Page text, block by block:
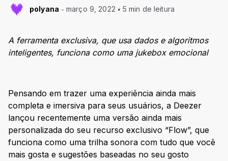
polyana março 9, 2022 5 min de leitura
A ferramenta exclusiva, que usa dados e algoritmos
inteligentes, funciona como uma jukebox emocional
Pensando em trazer uma experiência ainda mais
completa e imersiva para seus usuários, a Deezer
lançou recentemente uma versão ainda mais
personalizada do seu recurso exclusivo “Flow”, que
funciona como uma trilha sonora com tudo que você
mais gosta e sugestões baseadas no seu gosto